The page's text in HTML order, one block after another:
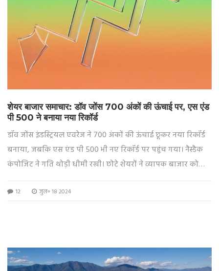
शेयर बाजार समाचार: डॉव जोंस 700 अंकों की ऊंचाई पर, एस एंड
पी 500 ने बनाया नया रिकॉर्ड
डॉव जोंस इंडस्ट्रियल एवरेज ने 700 अंकों की ऊंचाई छूकर नया रिकॉर्ड
बनाया, जबकि एस एंड पी 500 भी नए रिकॉर्ड पर पहुंच गया। नैस्डैक
कंपोजिट ने गति थोड़ी धीमी रखी। छोटे शेयरों ने व्यापक बाजार को
उम्मीद है।
12 जुल॰ 18 2024